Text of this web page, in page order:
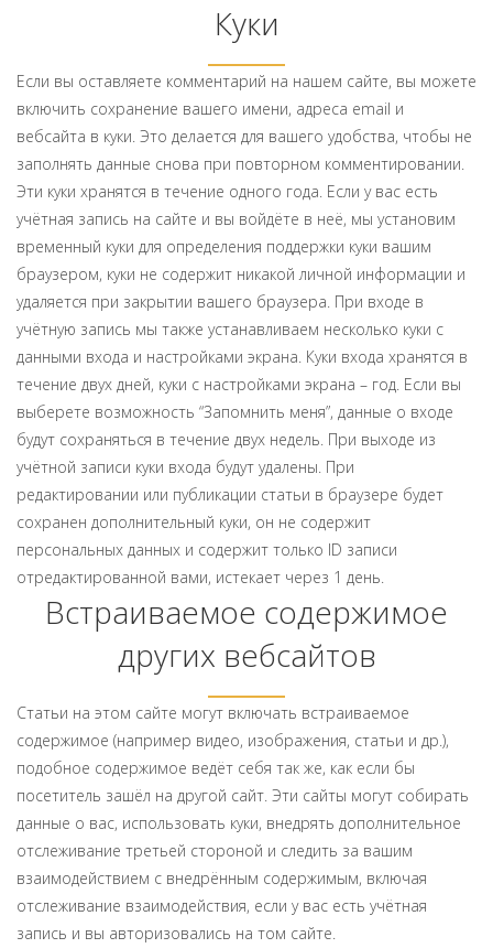
Куки
Если вы оставляете комментарий на нашем сайте, вы можете
включить сохранение вашего имени, адреса email и
вебсайта в куки. Это делается для вашего удобства, чтобы не
заполнять данные снова при повторном комментировании.
Эти куки хранятся в течение одного года. Если у вас есть
учётная запись на сайте и вы войдёте в неё, мы установим
временный куки для определения поддержки куки вашим
браузером, куки не содержит никакой личной информации и
удаляется при закрытии вашего браузера. При входе в
учётную запись мы также устанавливаем несколько куки с
данными входа и настройками экрана. Куки входа хранятся в
течение двух дней, куки с настройками экрана – год. Если вы
выберете возможность “Запомнить меня”, данные о входе
будут сохраняться в течение двух недель. При выходе из
учётной записи куки входа будут удалены. При
редактировании или публикации статьи в браузере будет
сохранен дополнительный куки, он не содержит
персональных данных и содержит только ID записи
отредактированной вами, истекает через 1 день.
Встраиваемое содержимое
других вебсайтов
Статьи на этом сайте могут включать встраиваемое
содержимое (например видео, изображения, статьи и др.),
подобное содержимое ведёт себя так же, как если бы
посетитель зашёл на другой сайт. Эти сайты могут собирать
данные о вас, использовать куки, внедрять дополнительное
отслеживание третьей стороной и следить за вашим
взаимодействием с внедрённым содержимым, включая
отслеживание взаимодействия, если у вас есть учётная
запись и вы авторизовались на том сайте.